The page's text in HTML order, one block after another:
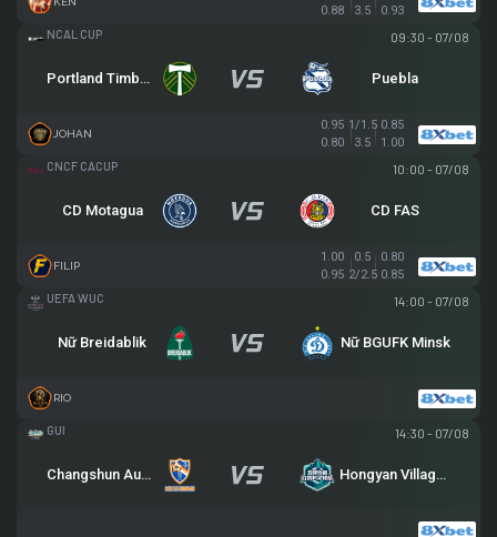
0.88
3.5
0.93
LEAGUE CUP
09:30 - 07/08
Portland Timbers Puebla
JOHAN
0.95 1/1.5 0.85
0.80
3.5
1.00
10:00 - 07/08
CD Motagua CD FAS
FILIP
1.00 0.5
0.80
0.95 2/2.5 0.85
14:00 - 07/08
Nữ Breidablik Nữ BGUFK Minsk
RIO
14:30 - 07/08
Changshun August Hongyan Village II